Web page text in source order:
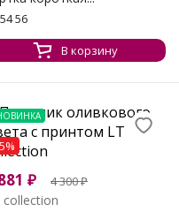
56
В корзину
₽ 4 300₽
collection